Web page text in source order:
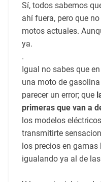
Sí, todos sabemos
ahí fuera, pero que
motos actuales.
ya.
.
Igual no sabes que
una moto de
parecer un error; que
primeras que van a
los modelos
transmitirte
los precios en
igualando ya al de